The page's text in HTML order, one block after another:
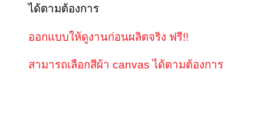
ได้ตามต้องการ
ออกแบบให้ดูงานก่อนผลิตจริง ฟรี!!
สามารถเลือกสีผ้า canvas ได้ตามต้องการ